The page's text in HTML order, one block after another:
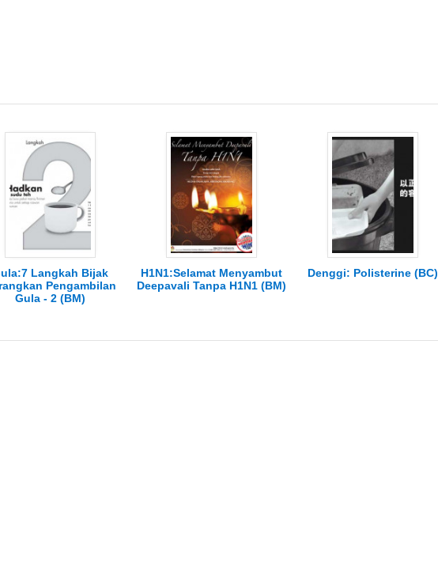
Langkah Bijak
Pengambilan
Gula - 2 (BM)
H1N1:Selamat Menyambut
Deepavali Tanpa H1N1 (BM)
Denggi: Polisterine (BC)